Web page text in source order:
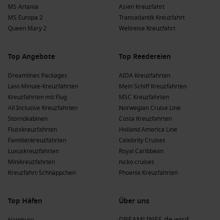
beeindruckende Zitadelle und wunderschönen Strände, ist
Calvi ein idealer Ort für Sonnenbaden und Wassersport.
Santa Manza besuchen
verschiedene faszinierende Regionen:
Westliches Mittelmeer
: Diese Region bietet eine Vielzahl
von Reisezielen, die von der italienischen Küste bis zur
spanischen Mittelmeerküste reichen und atemberaubende
Landschaften und reiche Kulturen bieten.
Mittelmeer: Ein großartiges Reiseziel, das die Kreuzfahrt-
Gäste mit seinen Blue Flag Stränden, historischen Städten
und köstlicher mediterraner Küche anzieht.
Frankreich, die für ihre kulturellen Schätze und
beeindruckenden Landschaften bekannt sind.
MS Artania
MS Europa 2
Queen Mary 2
Asien Kreuzfahrt
Transatlantik Kreuzfahrt
Weltreise Kreuzfahrt
Top Angebote
Dreamlines Packages
Last-Minute-Kreuzfahrten
Kreuzfahrten mit Flug
All Inclusive Kreuzfahrten
Stornokabinen
Flusskreuzfahrten
Familienkreuzfahrten
Luxuskreuzfahrten
Minikreuzfahrten
Kreuzfahrt-Schnäppchen
Top Reedereien
AIDA Kreuzfahrten
Mein Schiff Kreuzfahrten
MSC Kreuzfahrten
Norwegian Cruise Line
Costa Kreuzfahrten
Holland America Line
Celebrity Cruises
Royal Caribbean
nicko cruises
Phoenix Kreuzfahrten
Top Häfen
Über uns